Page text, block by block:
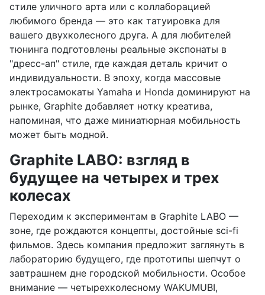
стиле уличного арта или с коллаборацией
любимого бренда — это как татуировка для
вашего двухколесного друга. А для любителей
тюнинга подготовлены реальные экспонаты в
"дресс-ап" стиле, где каждая деталь кричит о
индивидуальности. В эпоху, когда массовые
электросамокаты Yamaha и Honda доминируют на
рынке, Graphite добавляет нотку креатива,
напоминая, что даже миниатюрная мобильность
может быть модной.
Graphite LABO: взгляд в
будущее на четырех и трех
колесах
Переходим к экспериментам в Graphite LABO —
зоне, где рождаются концепты, достойные sci-fi
фильмов. Здесь компания предложит заглянуть в
лабораторию будущего, где прототипы шепчут о
завтрашнем дне городской мобильности. Особое
внимание — четырехколесному WAKUMUBI,